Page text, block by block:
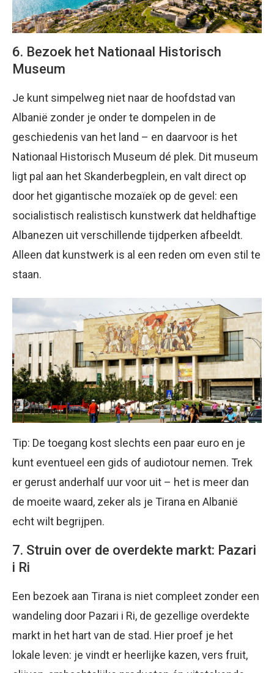
6. Bezoek het Nationaal Historisch
Museum
Je kunt simpelweg niet naar de hoofdstad van
Albanië zonder je onder te dompelen in de
geschiedenis van het land – en daarvoor is het
Nationaal Historisch Museum dé plek. Dit museum
ligt pal aan het Skanderbegplein, en valt direct op
door het gigantische mozaïek op de gevel: een
socialistisch realistisch kunstwerk dat heldhaftige
Albanezen uit verschillende tijdperken afbeeldt.
Alleen dat kunstwerk is al een reden om even stil te
staan.
Tip: De toegang kost slechts een paar euro en je
kunt eventueel een gids of audiotour nemen. Trek
er gerust anderhalf uur voor uit – het is meer dan
de moeite waard, zeker als je Tirana en Albanië
echt wilt begrijpen.
7. Struin over de overdekte markt: Pazari
i Ri
Een bezoek aan Tirana is niet compleet zonder een
wandeling door Pazari i Ri, de gezellige overdekte
markt in het hart van de stad. Hier proef je het
lokale leven: je vindt er heerlijke kazen, vers fruit,